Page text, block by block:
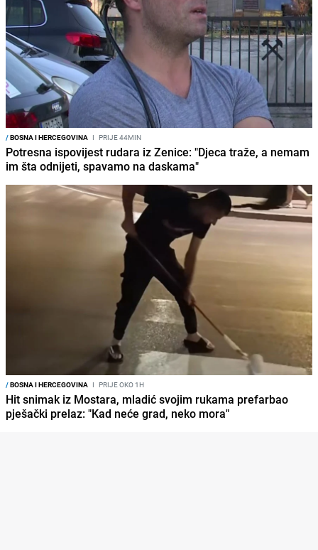
/BOSNA I HERCEGOVINA I PRIJE 44MIN
Potresna ispovijest rudara iz Zenice: "Djeca traže, a nemam
im šta odnijeti, spavamo na daskama"
/BOSNA I HERCEGOVINA I PRIJE OKO 1H
Hit snimak iz Mostara, mladić svojim rukama prefarbao
pješački prelaz: "Kad neće grad, neko mora"